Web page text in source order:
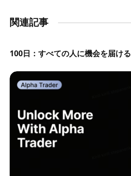
関連記事
100日：すべての人に機会を届ける